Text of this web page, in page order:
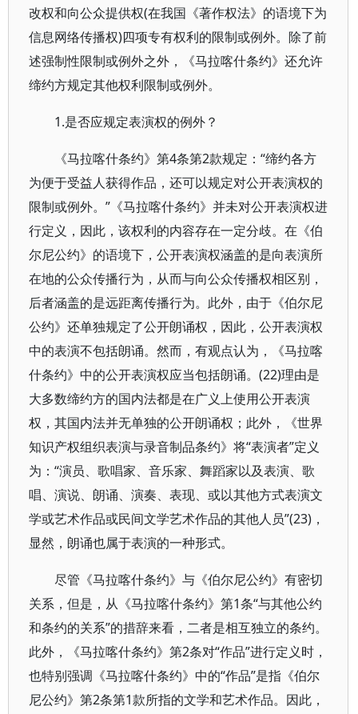
改权和向公众提供权(在我国《著作权法》的语境下为
信息网络传播权)四项专有权利的限制或例外。除了前
述强制性限制或例外之外，《马拉喀什条约》还允许
缔约方规定其他权利限制或例外。
1.是否应规定表演权的例外？
《马拉喀什条约》第4条第2款规定：“缔约各方
为便于受益人获得作品，还可以规定对公开表演权的
限制或例外。”《马拉喀什条约》并未对公开表演权进
行定义，因此，该权利的内容存在一定分歧。在《伯
尔尼公约》的语境下，公开表演权涵盖的是向表演所
在地的公众传播行为，从而与向公众传播权相区别，
后者涵盖的是远距离传播行为。此外，由于《伯尔尼
公约》还单独规定了公开朗诵权，因此，公开表演权
中的表演不包括朗诵。然而，有观点认为，《马拉喀
什条约》中的公开表演权应当包括朗诵。(22)理由是
大多数缔约方的国内法都是在广义上使用公开表演
权，其国内法并无单独的公开朗诵权；此外，《世界
知识产权组织表演与录音制品条约》将“表演者”定义
为：“演员、歌唱家、音乐家、舞蹈家以及表演、歌
唱、演说、朗诵、演奏、表现、或以其他方式表演文
学或艺术作品或民间文学艺术作品的其他人员”(23)，
显然，朗诵也属于表演的一种形式。
尽管《马拉喀什条约》与《伯尔尼公约》有密切
关系，但是，从《马拉喀什条约》第1条“与其他公约
和条约的关系”的措辞来看，二者是相互独立的条约。
此外，《马拉喀什条约》第2条对“作品”进行定义时，
也特别强调《马拉喀什条约》中的“作品”是指《伯尔
尼公约》第2条第1款所指的文学和艺术作品。因此，